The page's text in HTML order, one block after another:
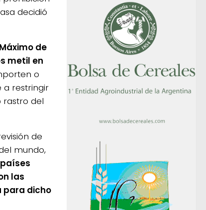
decidió
de
metil en
o
a restringir
rastro del
de
mundo,
las
para dicho